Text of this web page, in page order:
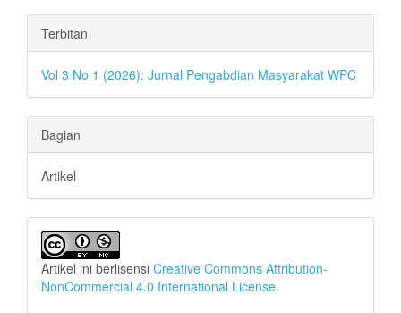
Terbitan
Vol 3 No 1 (2026): Jurnal Pengabdian Masyarakat WPC
Bagian
Artikel
Artikel ini berlisensi Creative Commons Attribution-
NonCommercial 4.0 International License.